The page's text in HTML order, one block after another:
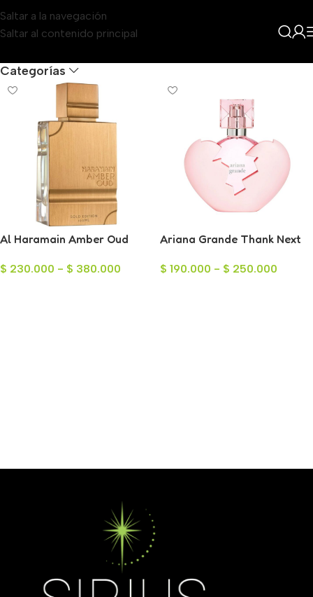
Saltar a la navegación
Saltar al contenido principal
Categorías
Al Haramain Amber Oud
$ 230.000 - $ 380.000
Ariana Grande Thank Next
$ 190.000 - $ 250.000